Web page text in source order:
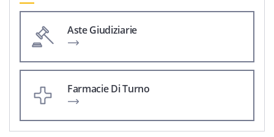
Aste Giudiziarie
Farmacie Di Turno